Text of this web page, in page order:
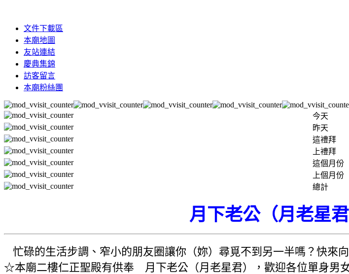
文件下載區
本廟地圖
友站連結
慶典集錦
訪客留言
本廟粉絲團
今天
昨天
這禮拜
上禮拜
這個月份
上個月份
總計
月下老公（月老星
忙碌的生活步調、窄小的朋友圈讓你（妳）尋覓不到另一半嗎？快來
☆本廟二樓仁正聖殿有供奉 月下老公（月老星君），歡迎各位單身男